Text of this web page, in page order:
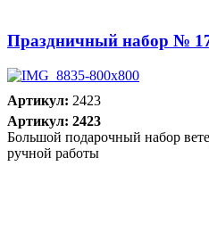
Праздничный набор №
Артикул: 2423
Артикул: 2423
Большой подарочный набор
ручной работы